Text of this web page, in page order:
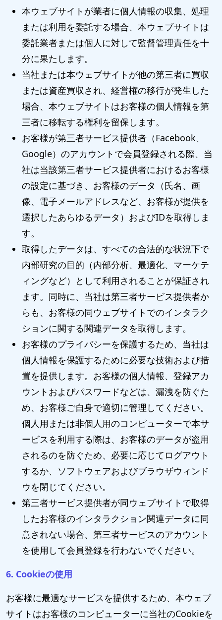
本ウェブサイトが業者に個人情報の収集、処理
または利用を委託する場合、本ウェブサイトは
委託業者または個人に対して監督管理責任を十
分に果たします。
当社または本ウェブサイトが他の第三者に買収
または資産買収され、経営権の移行が発生した
場合、本ウェブサイトはお客様の個人情報を第
三者に移転する権利を留保します。
お客様が第三者サービス提供者（Facebook、
Google）のアカウントで会員登録される際、当
社は当該第三者サービス提供者におけるお客様
の設定に基づき、お客様のデータ（氏名、画
像、電子メールアドレスなど、お客様が提供を
選択したあらゆるデータ）およびIDを取得しま
す。
取得したデータは、すべての合法的な状況下で
内部研究の目的（内部分析、最適化、マーケテ
ィングなど）として利用されることが保証され
ます。同時に、当社は第三者サービス提供者か
らも、お客様の同ウェブサイトでのインタラク
ションに関する関連データを取得します。
お客様のプライバシーを保護するため、当社は
個人情報を保護するために必要な技術および措
置を提供します。お客様の個人情報、登録アカ
ウントおよびパスワードなどは、漏洩を防ぐた
め、お客様ご自身で適切に管理してください。
個人用または非個人用のコンピューターで本サ
ービスを利用する際は、お客様のデータが盗用
されるのを防ぐため、必要に応じてログアウト
するか、ソフトウェアおよびブラウザウィンド
ウを閉じてください。
第三者サービス提供者が同ウェブサイトで取得
したお客様のインタラクション関連データに同
意されない場合、第三者サービスのアカウント
を使用して会員登録を行わないでください。
6. Cookieの使用
お客様に最適なサービスを提供するため、本ウェブ
サイトはお客様のコンピューターに当社のCookieを